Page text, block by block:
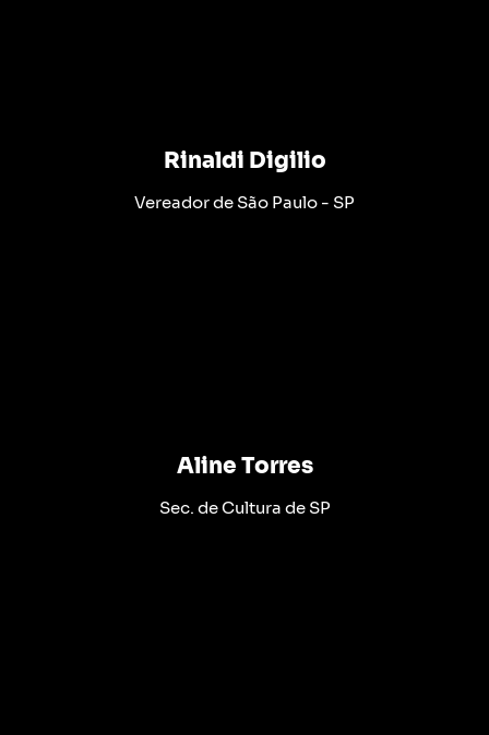
Rinaldi Digilio
Vereador de São Paulo - SP
Aline Torres
Sec. de Cultura de SP